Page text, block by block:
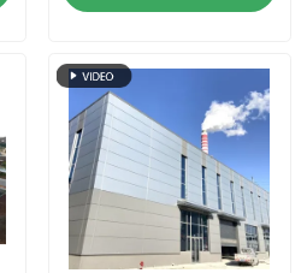
سازه فولادی پیش ساخته